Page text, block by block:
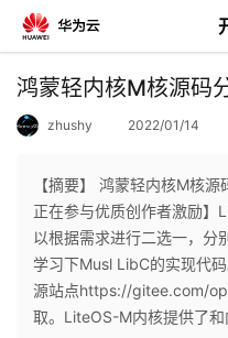
返
个
人
我
鸿蒙轻内核M核源码
zhushy 2022/01/14
【摘要】 鸿蒙轻内核M核
正在参与优质创作者激励
以根据需求进行二选一，
学习下Musl LibC的实现代
源站点https://gitee.com/
取。LiteOS-M内核提供了和